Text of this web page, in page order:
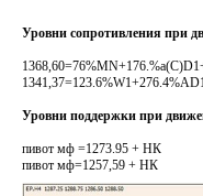
Уровни сопротивления при
Уровни поддержки при
пивот мф =1273.95 + НК
пивот мф=1257,59 + НК